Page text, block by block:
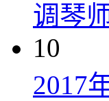
调琴
10
2017